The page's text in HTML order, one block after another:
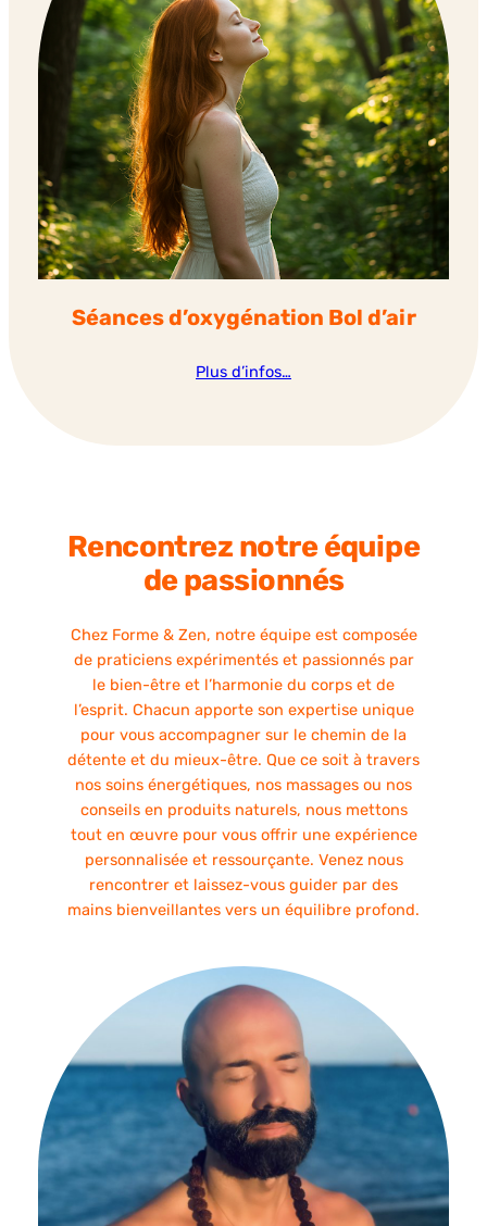
Séances d’oxygénation Bol d’air
Plus d’infos…
Rencontrez notre équipe
de passionnés
Chez Forme & Zen, notre équipe est composée
de praticiens expérimentés et passionnés par
le bien-être et l’harmonie du corps et de
l’esprit. Chacun apporte son expertise unique
pour vous accompagner sur le chemin de la
détente et du mieux-être. Que ce soit à travers
nos soins énergétiques, nos massages ou nos
conseils en produits naturels, nous mettons
tout en œuvre pour vous offrir une expérience
personnalisée et ressourçante. Venez nous
rencontrer et laissez-vous guider par des
mains bienveillantes vers un équilibre profond.